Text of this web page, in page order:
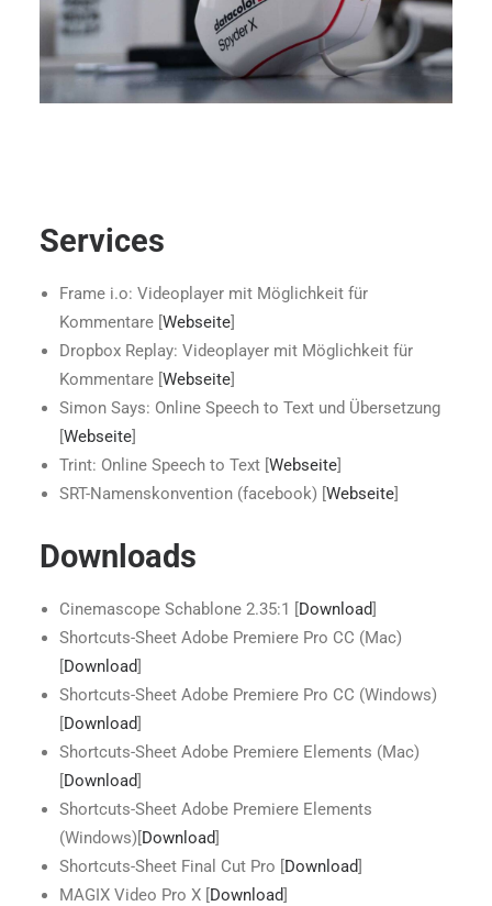
Services
Frame i.o: Videoplayer mit Möglichkeit für
Kommentare [Webseite]
Dropbox Replay: Videoplayer mit Möglichkeit für
Kommentare [Webseite]
Simon Says: Online Speech to Text und Übersetzung
[Webseite]
Trint: Online Speech to Text [Webseite]
SRT-Namenskonvention (facebook) [Webseite]
Downloads
Cinemascope Schablone 2.35:1 [Download]
Shortcuts-Sheet Adobe Premiere Pro CC (Mac)
[Download]
Shortcuts-Sheet Adobe Premiere Pro CC (Windows)
[Download]
Shortcuts-Sheet Adobe Premiere Elements (Mac)
[Download]
Shortcuts-Sheet Adobe Premiere Elements
(Windows)[Download]
Shortcuts-Sheet Final Cut Pro [Download]
MAGIX Video Pro X [Download]